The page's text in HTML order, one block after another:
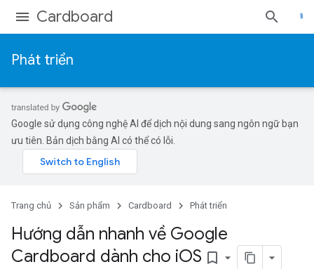
Cardboard
Phát triển
Google sử dụng công nghệ AI để dịch nội dung sang ngôn ngữ bạn
ưu tiên. Bản dịch bằng AI có thể có lỗi.
Trang chủ Sản phẩm Cardboard Phát triển
Hướng dẫn nhanh về Google
Cardboard dành cho iOS bookmark_border